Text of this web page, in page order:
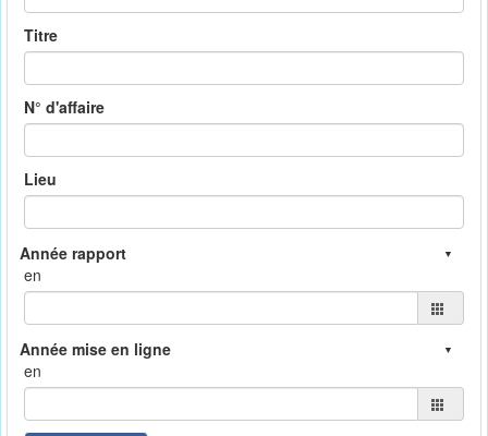
Titre
N° d'affaire
Lieu
en
en